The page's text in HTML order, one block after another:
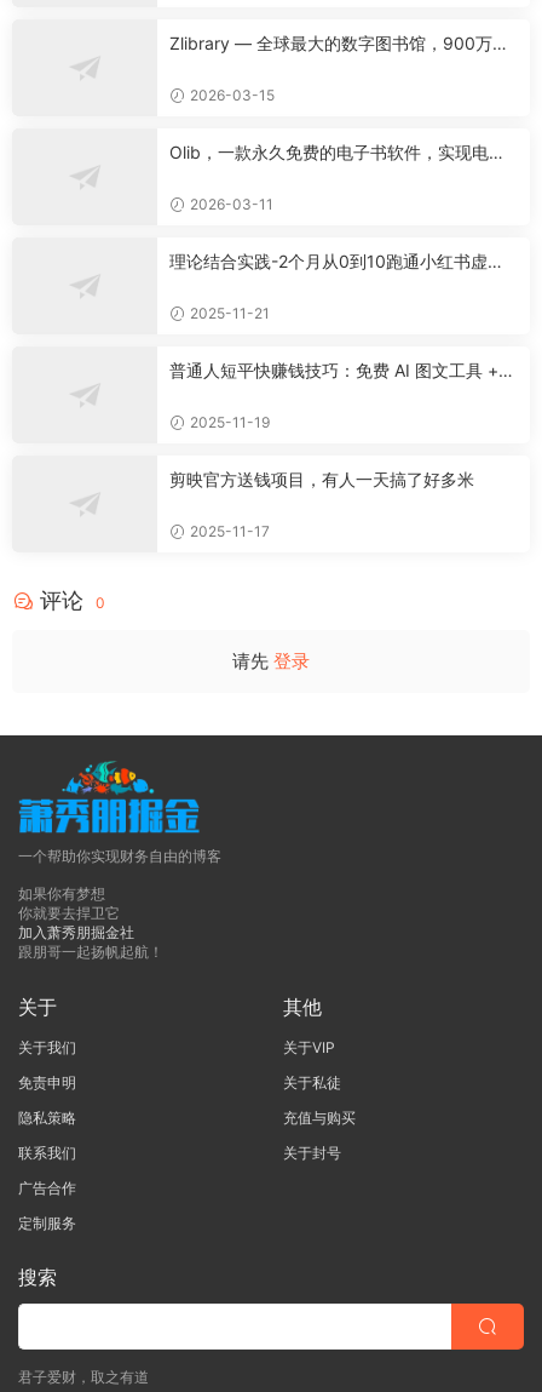
Zlibrary — 全球最大的数字图书馆，900万本
2026-03-15
Olib，一款永久免费的电子书软件，实现电子
2026-03-11
理论结合实践-2个月从0到10跑通小红书虚拟
2025-11-21
普通人短平快赚钱技巧：免费 AI 图文工具 +
2025-11-19
剪映官方送钱项目，有人一天搞了好多米
2025-11-17
评论 0
请先 登录
一个帮助你实现财务自由的博客
如果你有梦想
你就要去捍卫它
加入萧秀朋掘金社
跟朋哥一起扬帆起航！
关于
关于我们
免责申明
隐私策略
联系我们
广告合作
定制服务
其他
关于VIP
关于私徒
充值与购买
关于封号
搜索
君子爱财，取之有道